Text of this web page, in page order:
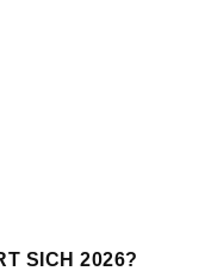
SICH 2026?